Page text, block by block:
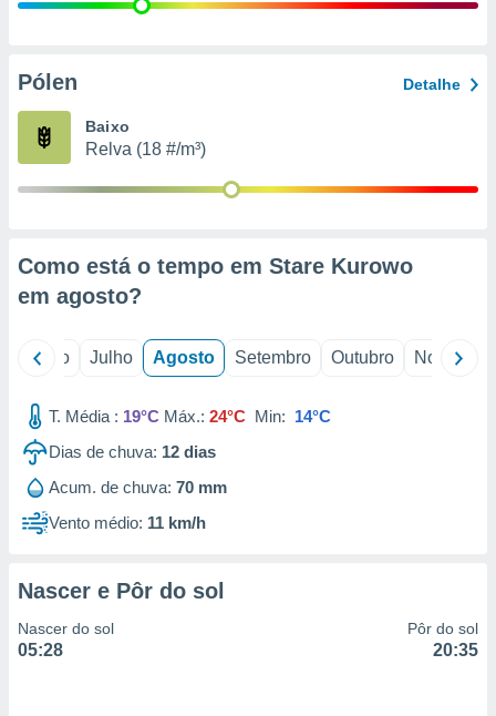
e
de
Pólen Detalhe
Baixo
Relva (18 #/m³)
Como está o tempo em Stare Kurowo
em agosto?
Junho Julho Agosto Setembro Outubro Novembro
T. Média : 19°C Máx.: 24°C Min: 14°C
Dias de chuva: 12 dias
Acum. de chuva: 70 mm
Vento médio: 11 km/h
Nascer e Pôr do sol
Nascer do sol
05:28
Pôr do sol
20:35